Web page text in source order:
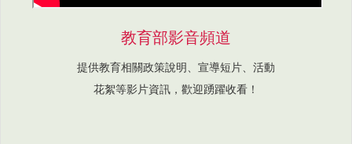
教育部影音頻道
提供教育相關政策說明、宣導短片、活動
花絮等影片資訊，歡迎踴躍收看！